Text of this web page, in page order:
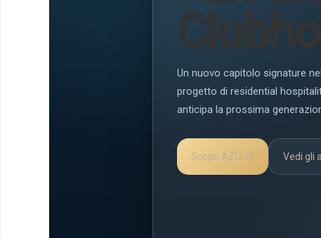
Un nuovo capitolo signature
progetto di residential
anticipa la prossima
Scopri AZULIS Vedi gli